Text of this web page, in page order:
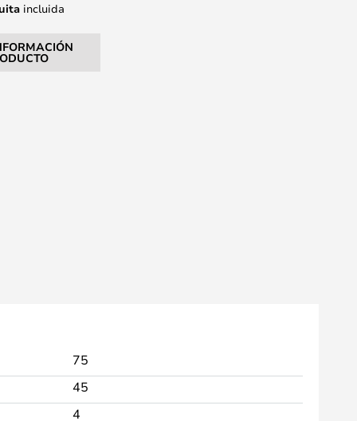
incluida
75
45
4